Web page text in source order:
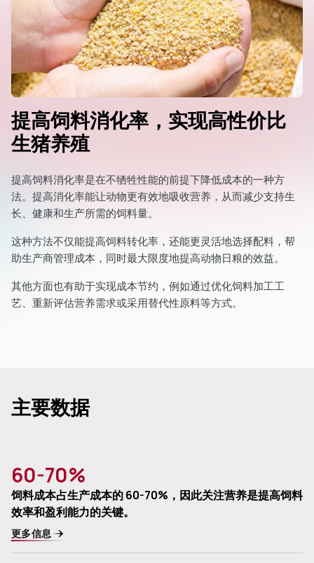
提高饲料消化率， 实现高性价比
生猪养殖
提高饲料消化率是在不牺牲性能的前提下降低成本的一种方
法。提高消化率能让动物更有效地吸收营养，从而减少支持生
长、健康和生产所需的饲料量。
这种方法不仅能提高饲料转化率，还能更灵活地选择配料，帮
助生产商管理成本，同时最大限度地提高动物日粮的效益。
其他方面也有助于实现成本节约，例如通过优化饲料加工工
艺、重新评估营养需求或采用替代性原料等方式。
主要数据
60-70%
饲料成本占生产成本的 60-70%，因此关注营养是提高饲料
效率和盈利能力的关键。
更多信息